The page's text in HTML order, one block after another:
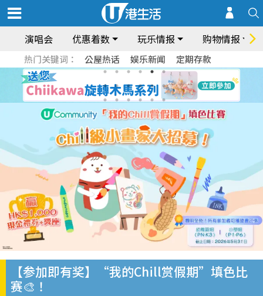
演唱会 优惠着数 玩乐情报 购物情报
热门关键词： 公屋热话 娱乐新闻 定期存款
【参加即有奖】“我的Chill赏假期”填色比
赛🎨！